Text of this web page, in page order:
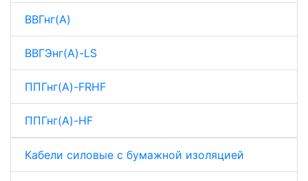
ВВГнг(A)
ВВГЭнг(A)-LS
ППГнг(A)-FRHF
ППГнг(A)-HF
Кабели силовые с бумажной изоляцией